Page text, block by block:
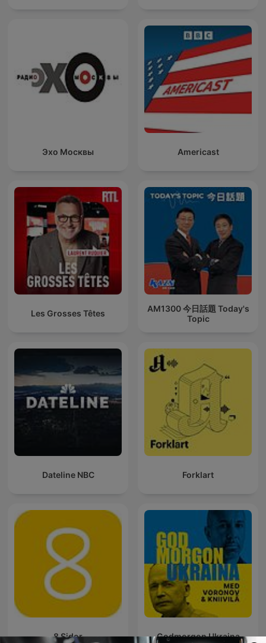
Эхо Москвы Americast
Les Grosses Têtes
AM1300 今日話題 Today's
Topic
Dateline NBC Forklart
8 Sidor Godmorgon Ukraina